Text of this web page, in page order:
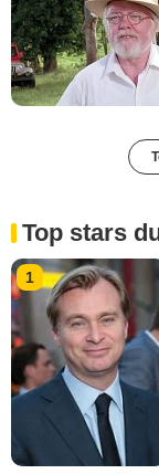
Top stars
1